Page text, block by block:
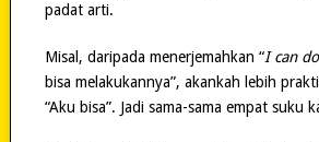
padat arti.
Misal, daripada menerjemahkan “I can
bisa melakukannya”, akankah lebih
“Aku bisa”. Jadi sama-sama empat suku